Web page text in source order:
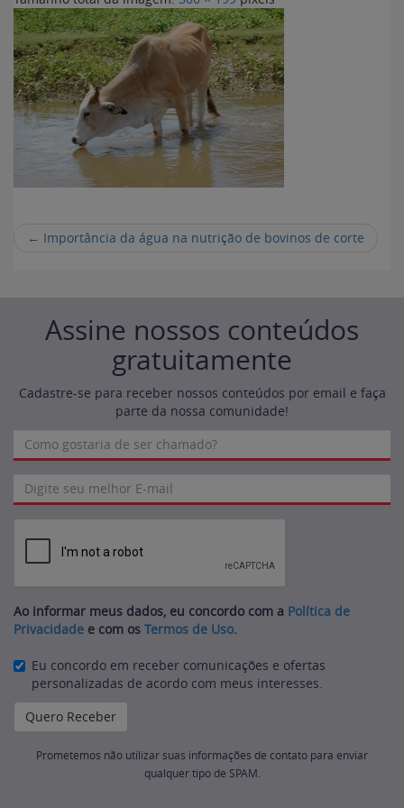
← Importância da água na nutrição de bovinos de corte
Assine nossos conteúdos
gratuitamente
Cadastre-se para receber nossos conteúdos por email e faça
parte da nossa comunidade!
Ao informar meus dados, eu concordo com a Política de
Privacidade e com os Termos de Uso.
Eu concordo em receber comunicações e ofertas
personalizadas de acordo com meus interesses.
Prometemos não utilizar suas informações de contato para enviar
qualquer tipo de SPAM.